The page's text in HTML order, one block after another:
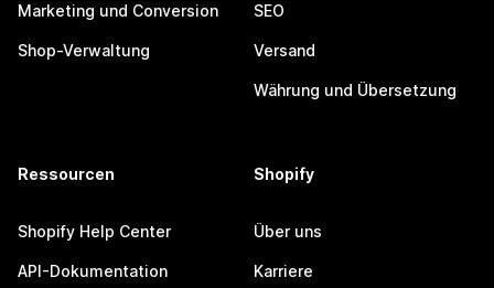
Marketing und Conversion
Shop-Verwaltung
SEO
Versand
Währung und Übersetzung
Ressourcen
Shopify Help Center
API-Dokumentation
Shopify
Über uns
Karriere